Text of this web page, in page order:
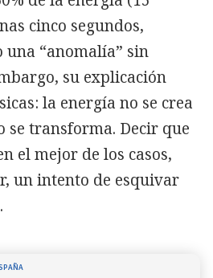
cinco segundos,
“anomalía” sin
su explicación
la energía no se crea
se transforma. Decir que
el mejor de los casos,
un intento de esquivar